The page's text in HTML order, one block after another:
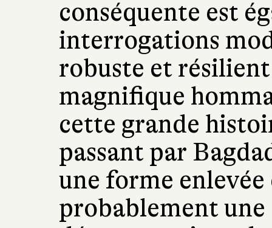
conséquente est
interrogations
robuste et
magnifique
cette grande
passant par
une forme
probablement une